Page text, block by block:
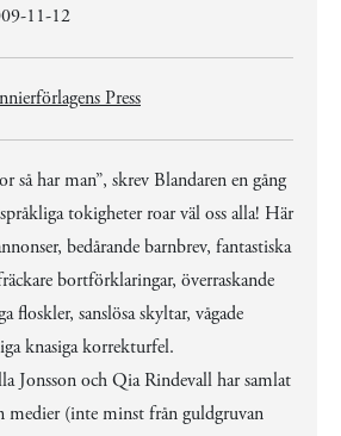
11-12
Press
så har man”, skrev Blandaren en gång
tokigheter roar väl oss alla! Här
bedårande barnbrev, fantastiska
bortförklaringar, överraskande
floskler, sanslösa skyltar, vågade
knasiga korrekturfel.
Jonsson och Qia Rindevall har samlat
medier (inte minst från guldgruvan